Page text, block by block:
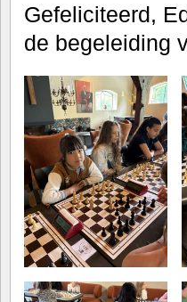
Gefeliciteerd,
de begeleiding